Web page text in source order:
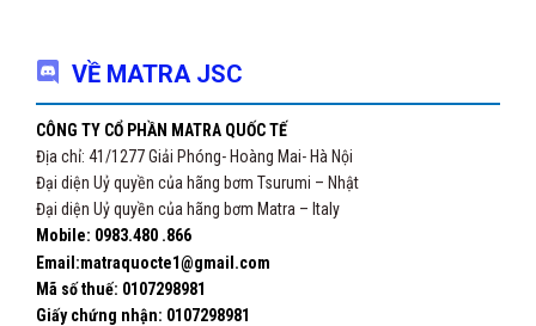
VỀ MATRA JSC
CÔNG TY CỔ PHẦN MATRA QUỐC TẾ
Địa chỉ: 41/1277 Giải Phóng- Hoàng Mai- Hà Nội
Đại diện Uỷ quyền của hãng bơm Tsurumi – Nhật
Đại diện Uỷ quyền của hãng bơm Matra – Italy
Mobile: 0983.480 .866
Email:matraquocte1@gmail.com
Mã số thuế: 0107298981
Giấy chứng nhận: 0107298981